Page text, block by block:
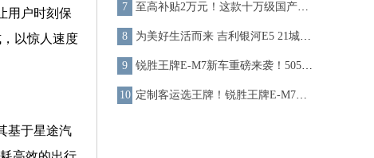
用户时刻保
以惊人速度
基于星途汽
至高补贴2万元！这款十万级国产小钢炮没有年轻人可以拒绝
为美好生活而来 吉利银河E5 21城交付仪式-广州站圆满落幕
锐胜王牌E-M7新车重磅来袭！505km超长续航 打造国民定制客运新标杆
定制客运选王牌！锐胜王牌E-M7全场景营运解决方案提供者